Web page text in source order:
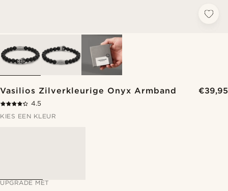
Vasilios Zilverkleurige Onyx Armband €39,95
4.5
KIES EEN KLEUR
UPGRADE MET